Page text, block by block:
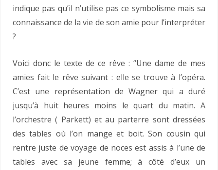
indique pas qu’il n’utilise pas ce symbolisme mais sa
connaissance de la vie de son amie pour l’interpréter
?
Voici donc le texte de ce rêve : “Une dame de mes
amies fait le rêve suivant : elle se trouve à l’opéra.
C’est une représentation de Wagner qui a duré
jusqu’à huit heures moins le quart du matin. A
l’orchestre ( Parkett) et au parterre sont dressées
des tables où l’on mange et boit. Son cousin qui
rentre juste de voyage de noces est assis à l’une de
tables avec sa jeune femme; à côté d’eux un